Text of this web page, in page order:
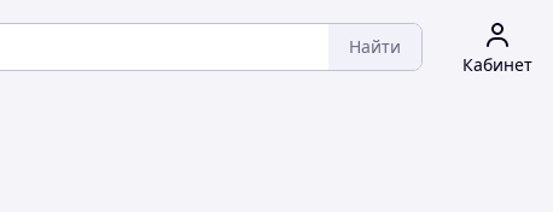
Найти
Кабинет